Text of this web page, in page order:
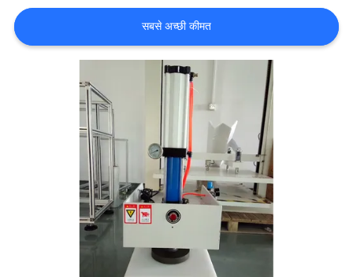
समाचार
सबसे अच्छी कीमत